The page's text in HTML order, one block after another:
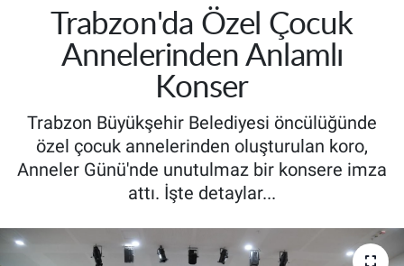
Trabzon'da Özel Çocuk
Annelerinden Anlamlı
Konser
Trabzon Büyükşehir Belediyesi öncülüğünde
özel çocuk annelerinden oluşturulan koro,
Anneler Günü'nde unutulmaz bir konsere imza
attı. İşte detaylar...
Resmi Reklam
Yazarlar
Süper Lig Puan Durumu ve Fikstür
Tüm Manşetler
Haber Arşivi